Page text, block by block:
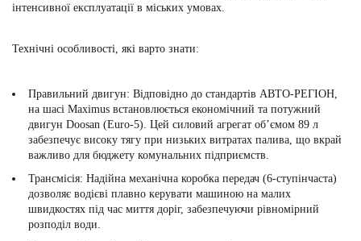
інтенсивної експлуатації в міських умовах.
Технічні особливості, які варто знати:
Правильний двигун: Відповідно до стандартів АВТО-РЕГІОН,
на шасі Maximus встановлюється економічний та потужний
двигун Doosan (Euro-5). Цей силовий агрегат об’ємом 89 л
забезпечує високу тягу при низьких витратах палива, що вкрай
важливо для бюджету комунальних підприємств.
Трансмісія: Надійна механічна коробка передач (6-ступінчаста)
дозволяє водієві плавно керувати машиною на малих
швидкостях під час миття доріг, забезпечуючи рівномірний
розподіл води.